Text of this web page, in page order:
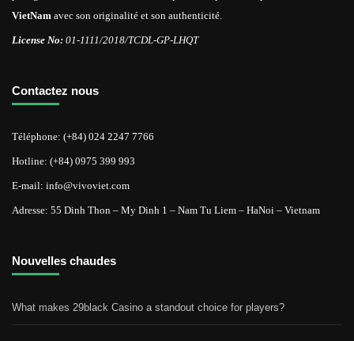
VietNam avec son originalité et son authenticité.
License No: 01-1111/2018/TCDL-GP-LHQT
Contactez nous
Téléphone: (+84) 024 2247 7766
Hotline: (+84) 0975 399 993
E-mail: info@vivoviet.com
Adresse: 55 Dinh Thon – My Dinh 1 – Nam Tu Liem – HaNoi – Vietnam
Nouvelles chaudes
What makes 29black Casino a standout choice for players?